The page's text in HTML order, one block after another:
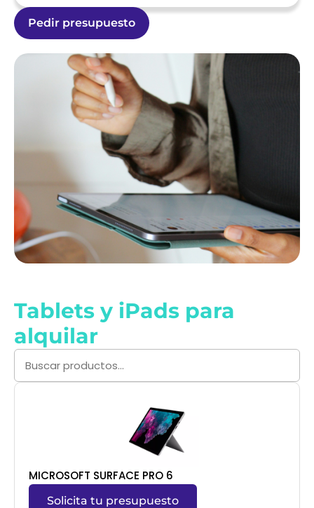
Pedir presupuesto
Tablets y iPads para
alquilar
MICROSOFT SURFACE PRO 6
Solicita tu presupuesto